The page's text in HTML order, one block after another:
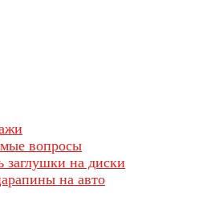
вопросы
заглушки на диски
на авто